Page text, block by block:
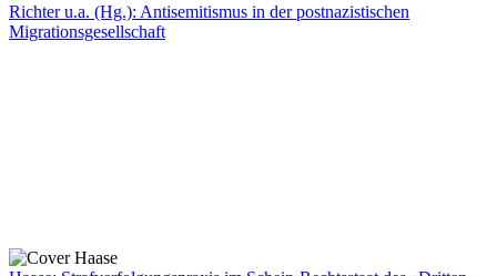
Richter u.a. (Hg.): Antisemitismus in der postnazistischen
Migrationsgesellschaft